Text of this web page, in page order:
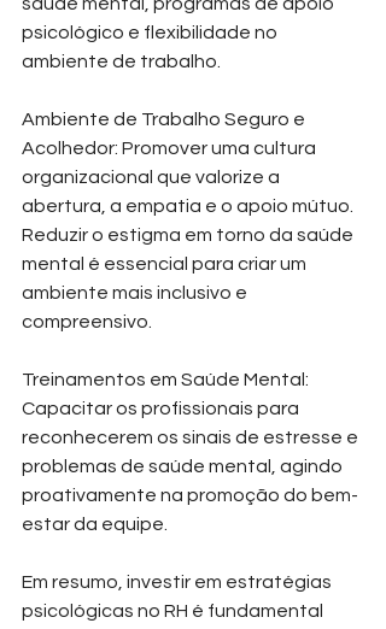
saúde mental, programas de apoio
psicológico e flexibilidade no
ambiente de trabalho.
Ambiente de Trabalho Seguro e
Acolhedor: Promover uma cultura
organizacional que valorize a
abertura, a empatia e o apoio mútuo.
Reduzir o estigma em torno da saúde
mental é essencial para criar um
ambiente mais inclusivo e
compreensivo.
Treinamentos em Saúde Mental:
Capacitar os profissionais para
reconhecerem os sinais de estresse e
problemas de saúde mental, agindo
proativamente na promoção do bem-
estar da equipe.
Em resumo, investir em estratégias
psicológicas no RH é fundamental